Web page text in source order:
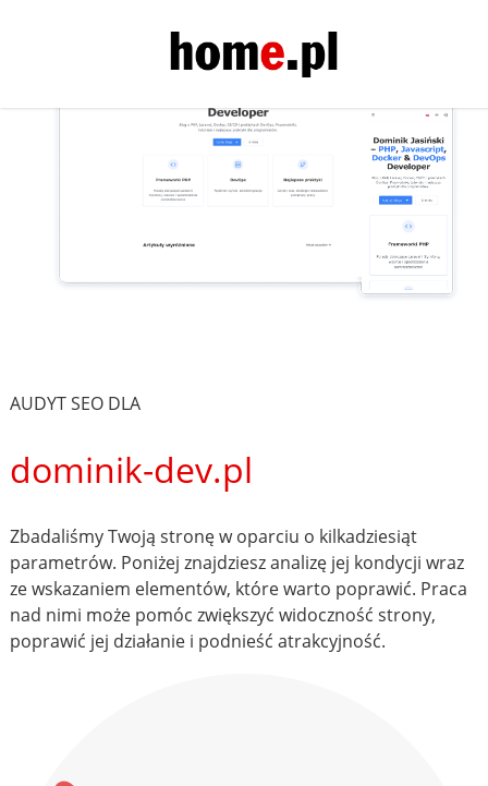
AUDYT SEO DLA
dominik-dev.pl
Zbadaliśmy Twoją stronę w oparciu o kilkadziesiąt
parametrów. Poniżej znajdziesz analizę jej kondycji wraz
ze wskazaniem elementów, które warto poprawić. Praca
nad nimi może pomóc zwiększyć widoczność strony,
poprawić jej działanie i podnieść atrakcyjność.